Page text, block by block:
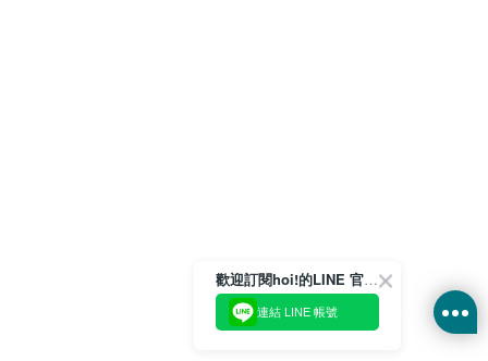
歡迎訂閱hoi!的LINE 官方帳號
連結 LINE 帳號